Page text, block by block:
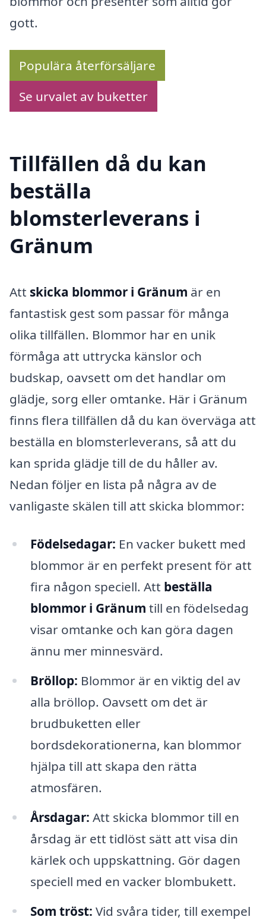
gott.
Populära återförsäljare
Se urvalet av buketter
Tillfällen då du kan
beställa
blomsterleverans i
Gränum
Att skicka blommor i Gränum är en
fantastisk gest som passar för många
olika tillfällen. Blommor har en unik
förmåga att uttrycka känslor och
budskap, oavsett om det handlar om
glädje, sorg eller omtanke. Här i Gränum
finns flera tillfällen då du kan överväga att
beställa en blomsterleverans, så att du
kan sprida glädje till de du håller av.
Nedan följer en lista på några av de
vanligaste skälen till att skicka blommor:
Födelsedagar: En vacker bukett med
blommor är en perfekt present för att
fira någon speciell. Att beställa
blommor i Gränum till en födelsedag
visar omtanke och kan göra dagen
ännu mer minnesvärd.
Bröllop: Blommor är en viktig del av
alla bröllop. Oavsett om det är
brudbuketten eller
bordsdekorationerna, kan blommor
hjälpa till att skapa den rätta
atmosfären.
Årsdagar: Att skicka blommor till en
årsdag är ett tidlöst sätt att visa din
kärlek och uppskattning. Gör dagen
speciell med en vacker blombukett.
Som tröst: Vid svåra tider, till exempel